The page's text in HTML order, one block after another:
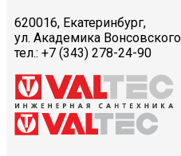
620016, Екатеринбург,
ул. Академика
тел.: +7 (343) 278-24-90